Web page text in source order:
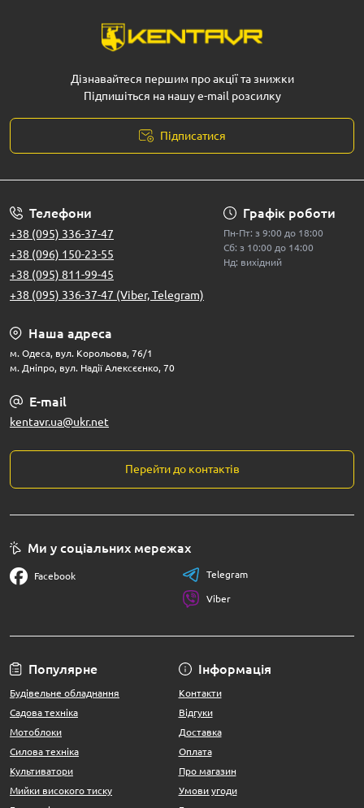
Дізнавайтеся першим про акції та знижки
Підпишіться на нашу e-mail розсилку
Підписатися
Телефони
+38 (095) 336-37-47
+38 (096) 150-23-55
+38 (095) 811-99-45
+38 (095) 336-37-47 (Viber, Telegram)
Графік роботи
Пн-Пт: з 9:00 до 18:00
Сб: з 10:00 до 14:00
Нд: вихідний
Наша адреса
м. Одеса, вул. Корольова, 76/1
м. Дніпро, вул. Надії Алексєєнко, 70
E-mail
kentavr.ua@ukr.net
Перейти до контактів
Популярне
Будівельне обладнання
Садова техніка
Мотоблоки
Силова техніка
Культиватори
Мийки високого тиску
Інформація
Контакти
Відгуки
Доставка
Оплата
Про магазин
Умови угоди
Ми у соціальних мережах
Facebook Telegram
Viber